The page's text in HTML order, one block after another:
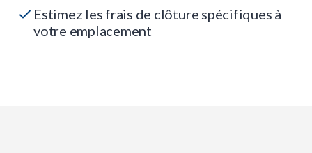
Estimez les frais de clôture spécifiques à
votre emplacement